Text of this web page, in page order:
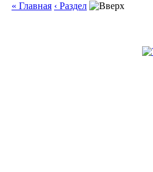
« Главная ‹ Раздел